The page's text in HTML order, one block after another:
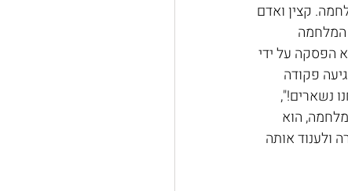
קצין ואדם
המלחמה
הפסקה על ידי
פקודה
נשארים!",
הוא
ולענוד אותה